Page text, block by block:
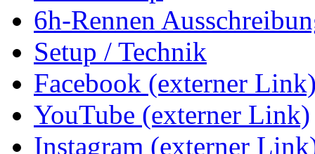
6h-Rennen
Setup / Technik
Facebook (externer
YouTube (externer Link)
Instagram (externer